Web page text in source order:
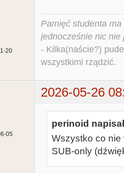
20
Pamięć studenta
jednocześnie nic nie
- Kilka(naście?)
wszystkimi rządzić.
2026-05-26
05
perinoid
Wszystko co nie
SUB-only